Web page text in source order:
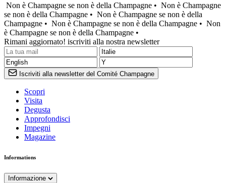
Non è Champagne se non è della Champagne • Non è Champagne
se non è della Champagne • Non è Champagne se non è della
Champagne • Non è Champagne se non è della Champagne • Non
è Champagne se non è della Champagne •
Rimani aggiornato! iscriviti alla nostra newsletter
Iscriviti alla newsletter del Comité Champagne
Scopri
Visita
Degusta
Approfondisci
Impegni
Magazine
Informations
Informazione